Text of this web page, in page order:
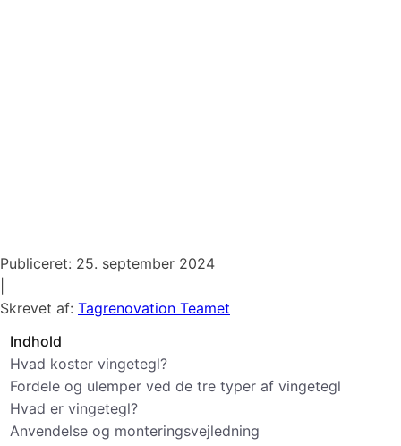
Publiceret: 25. september 2024
Skrevet af: Tagrenovation Teamet
Indhold
Hvad koster vingetegl?
Fordele og ulemper ved de tre typer af vingetegl
Hvad er vingetegl?
Anvendelse og monteringsvejledning